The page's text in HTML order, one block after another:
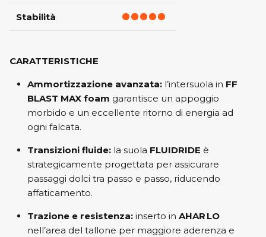
Stabilità
CARATTERISTICHE
Ammortizzazione avanzata: l’intersuola in FF
BLAST MAX foam garantisce un appoggio
morbido e un eccellente ritorno di energia ad
ogni falcata.
Transizioni fluide: la suola FLUIDRIDE è
strategicamente progettata per assicurare
passaggi dolci tra passo e passo, riducendo
affaticamento.
Trazione e resistenza: inserto in AHAR LO
nell’area del tallone per maggiore aderenza e